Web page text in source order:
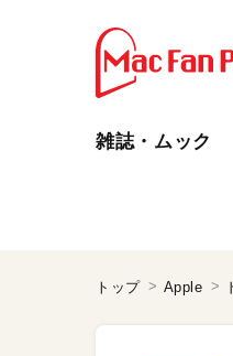
雑誌・ムック
トップ Apple